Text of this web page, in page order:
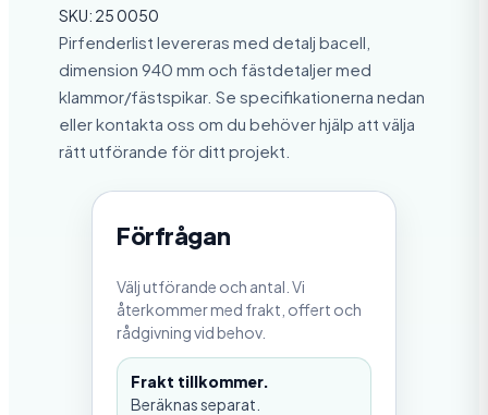
SKU: 25 0050
Pirfenderlist levereras med detalj bacell,
dimension 940 mm och fästdetaljer med
klammor/fästspikar. Se specifikationerna nedan
eller kontakta oss om du behöver hjälp att välja
rätt utförande för ditt projekt.
Förfrågan
Välj utförande och antal. Vi
återkommer med frakt, offert och
rådgivning vid behov.
Frakt tillkommer.
Beräknas separat.